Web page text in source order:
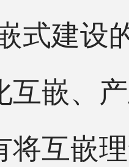
建设的
互嵌、
将互嵌